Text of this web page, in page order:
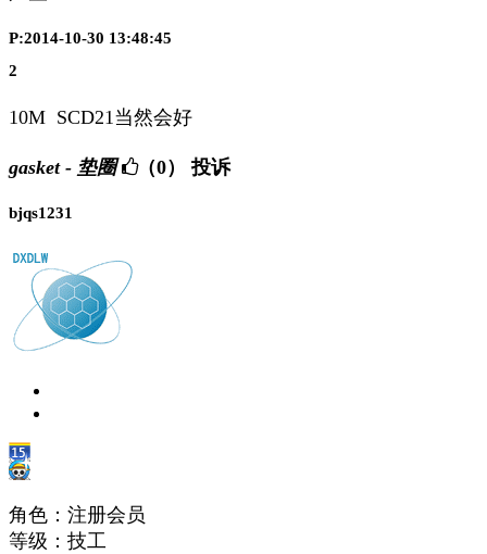
P:2014-10-30 13:48:45
2
10M SCD21当然会好
gasket - 垫圈 （0） 投诉
bjqs1231
角色：注册会员
等级：技工